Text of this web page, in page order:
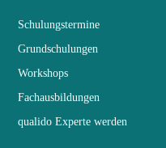
Schulungstermine
Grundschulungen
Workshops
Fachausbildungen
qualido Experte werden